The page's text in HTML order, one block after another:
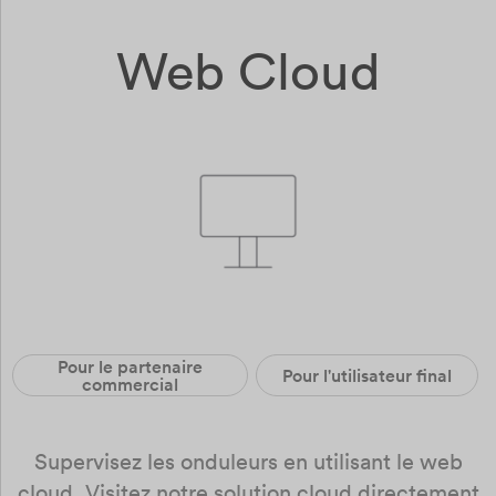
Web Cloud
Pour le partenaire
commercial
Pour l'utilisateur final
Supervisez les onduleurs en utilisant le web